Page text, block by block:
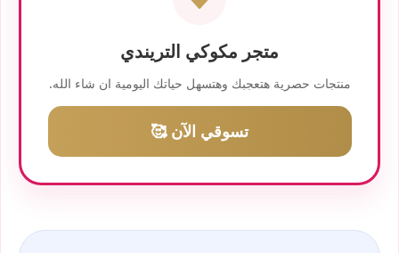
متجر مكوكي التريندي
منتجات حصرية هتعجبك وهتسهل حياتك اليومية ان شاء الله.
تسوقي الآن 🥰